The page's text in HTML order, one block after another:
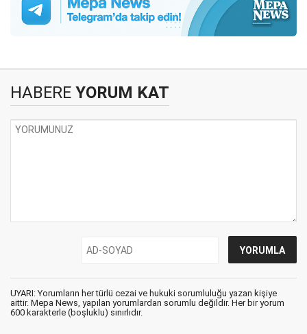
HABERE YORUM KAT
UYARI: Yorumların her türlü cezai ve hukuki sorumluluğu yazan kişiye
aittir. Mepa News, yapılan yorumlardan sorumlu değildir. Her bir yorum
600 karakterle (boşluklu) sınırlıdır.